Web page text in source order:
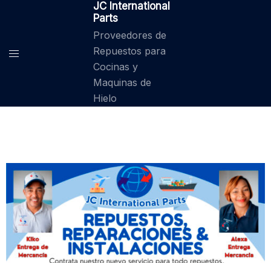
JC International
Parts
Proveedores de
Repuestos para
Cocinas y
Maquinas de
Hielo